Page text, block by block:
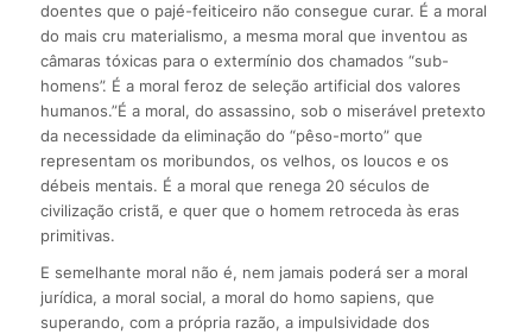
doentes que o pajé-feiticeiro não consegue curar. É a moral
do mais cru materialismo, a mesma moral que inventou as
câmaras tóxicas para o extermínio dos chamados “sub-
homens”. É a moral feroz de seleção artificial dos valores
humanos.”É a moral, do assassino, sob o miserável pretexto
da necessidade da eliminação do “pêso-morto” que
representam os moribundos, os velhos, os loucos e os
débeis mentais. É a moral que renega 20 séculos de
civilização cristã, e quer que o homem retroceda às eras
primitivas.
E semelhante moral não é, nem jamais poderá ser a moral
jurídica, a moral social, a moral do homo sapiens, que
superando, com a própria razão, a impulsividade dos